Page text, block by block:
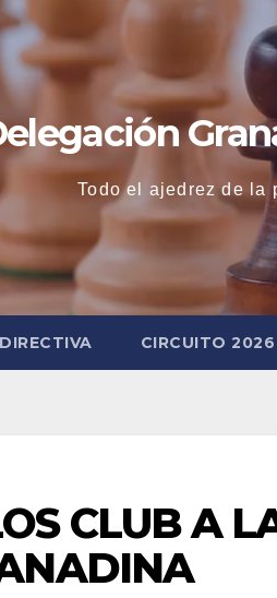
Todo el ajedrez de la
DIRECTIVA CIRCUITO 2026
CLUB A